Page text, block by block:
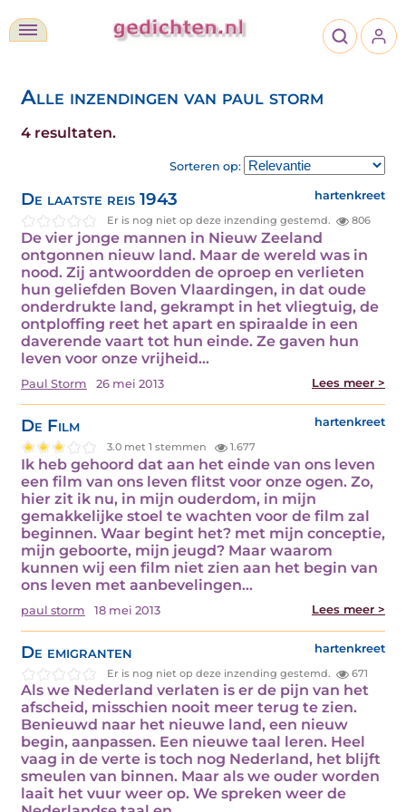
Alle inzendingen van paul storm
4 resultaten.
Sorteren op:
De laatste reis 1943 hartenkreet
Er is nog niet op deze inzending gestemd. 806
De vier jonge mannen in Nieuw Zeeland
ontgonnen nieuw land. Maar de wereld was in
nood. Zij antwoordden de oproep en verlieten
hun geliefden Boven Vlaardingen, in dat oude
onderdrukte land, gekrampt in het vliegtuig, de
ontploffing reet het apart en spiraalde in een
daverende vaart tot hun einde. Ze gaven hun
leven voor onze vrijheid…
Paul Storm 26 mei 2013 Lees meer >
De Film hartenkreet
3.0 met 1 stemmen 1.677
Ik heb gehoord dat aan het einde van ons leven
een film van ons leven flitst voor onze ogen. Zo,
hier zit ik nu, in mijn ouderdom, in mijn
gemakkelijke stoel te wachten voor de film zal
beginnen. Waar begint het? met mijn conceptie,
mijn geboorte, mijn jeugd? Maar waarom
kunnen wij een film niet zien aan het begin van
ons leven met aanbevelingen…
paul storm 18 mei 2013 Lees meer >
De emigranten hartenkreet
Er is nog niet op deze inzending gestemd. 671
Als we Nederland verlaten is er de pijn van het
afscheid, misschien nooit meer terug te zien.
Benieuwd naar het nieuwe land, een nieuw
begin, aanpassen. Een nieuwe taal leren. Heel
vaag in de verte is toch nog Nederland, het blijft
smeulen van binnen. Maar als we ouder worden
laait het vuur weer op. We spreken weer de